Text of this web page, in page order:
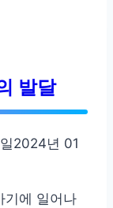
발달
2024년 01
기에 일어나